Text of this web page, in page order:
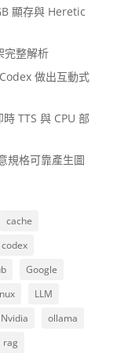
顯存與 Heretic
完整解析
做出互動式
TTS 與 CPU 部
規格可靠產生圖
cache
codex
Google
LLM
Nvidia
ollama
rag